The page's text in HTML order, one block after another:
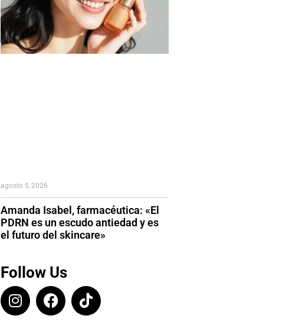
Amanda Isabel, farmacéutica: «El
PDRN es un escudo antiedad y es
el futuro del skincare»
agosto 5, 2026
Follow Us